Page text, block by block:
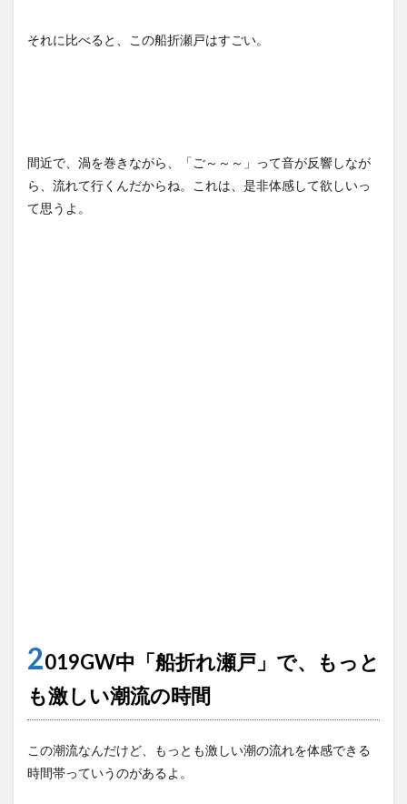
それに比べると、この船折瀬戸はすごい。
間近で、渦を巻きながら、「ご～～～」って音が反響しなが
ら、流れて行くんだからね。これは、是非体感して欲しいっ
て思うよ。
2019GW中「船折れ瀬戸」で、もっと
も激しい潮流の時間
この潮流なんだけど、もっとも激しい潮の流れを体感できる
時間帯っていうのがあるよ。